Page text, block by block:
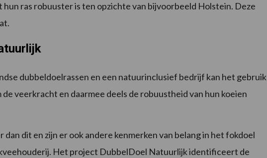
ras robuuster is ten opzichte van bijvoorbeeld Holstein. Deze
dubbeldoelrassen en een natuurinclusief bedrijf kan het gebruik
veerkracht en daarmee deels de robuustheid van hun koeien
dit en zijn er ook andere kenmerken van belang in het fokdoel
Het project DubbelDoel Natuurlijk identificeert de